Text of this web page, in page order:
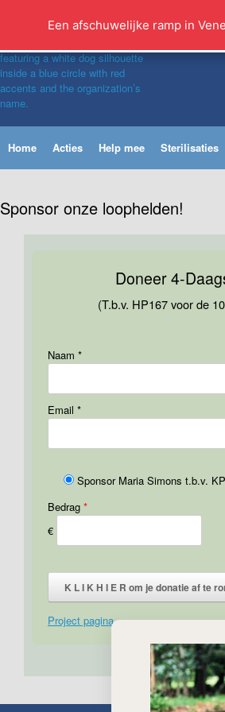
Home Acties Help mee Sterilisaties
Sponsor onze loophelden!
Doneer 4-
(T.b.v. HP167 voor de
Naam *
Email *
Sponsor Maria Simons t.b.v.
Bedrag *
€
K L I K H I E R om je donatie af
Project pagina
Een afschuwelijke ramp in